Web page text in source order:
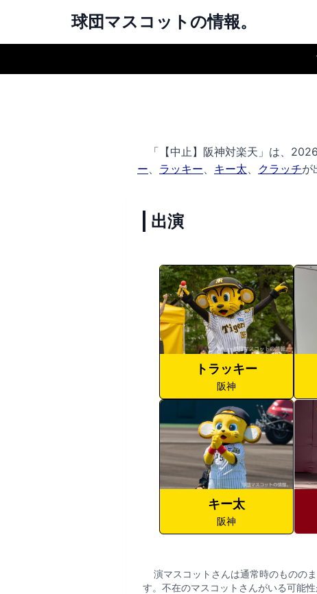
球団マスコットの情報。
「【中止】阪神対楽天」は、
ー、 ラッキー、 キー太、 クラッチが
出演
トラッキー
阪神
キー太
阪神
演マスコットさんは通常時のものの
す。不在のマスコットさんがいる可能